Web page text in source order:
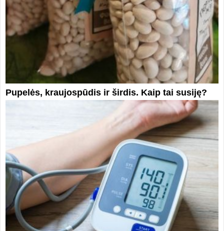
Pupelės, kraujospūdis ir širdis. Kaip tai susiję?